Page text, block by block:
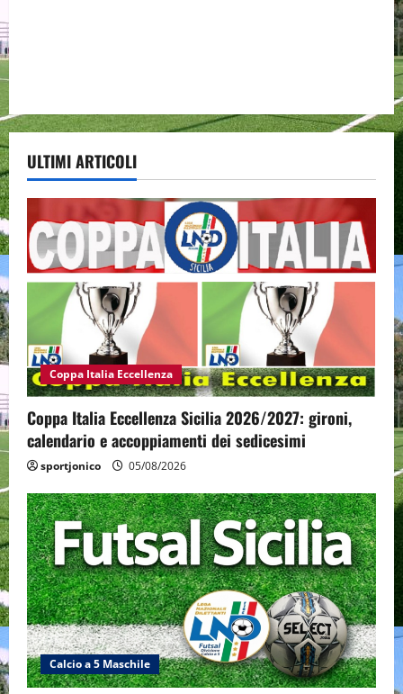
ULTIMI ARTICOLI
Coppa Italia Eccellenza
Coppa Italia Eccellenza Sicilia 2026/2027: gironi,
calendario e accoppiamenti dei sedicesimi
sportjonico 05/08/2026
Calcio a 5 Maschile